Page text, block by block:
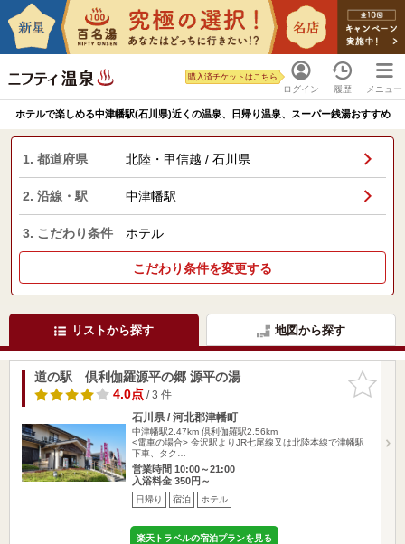
ログイン
購入済チケットはこちら
履歴 メニュー
ホテルで楽しめる中津幡駅(石川県)近くの温泉、日帰り温泉、スーパー銭湯おすすめ
1. 都道府県 北陸・甲信越 / 石川県
2. 沿線・駅 中津幡駅
3. こだわり条件 ホテル
こだわり条件を変更する
リストから探す 地図から探す
お気に入
りに追加
道の駅 倶利伽羅源平の郷 源平の湯
4.0点/ 3 件
石川県 / 河北郡津幡町
中津幡駅2.47km 倶利伽羅駅2.56km
<電車の場合> 金沢駅よりJR七尾線又は北陸本線で津幡駅
下車、タク…
営業時間 10:00～21:00
入浴料金 350円～
日帰り 宿泊 ホテル
楽天トラベルの宿泊プランを見る